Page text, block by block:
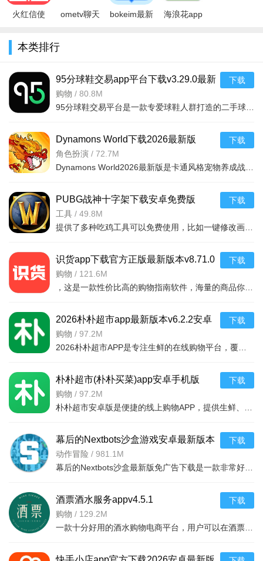
火红信使
版v2.0.1官
ometv聊天
v605095官
bokeim最新
海浪花app
本类排行
95分球鞋交易app平台下载v3.29.0最新
版
购物 / 80.8M
下载
Dynamons World下载2026最新版
v1.12.62 安卓版
角色扮演 / 72.7M
下载
PUBG战神十字架下载安卓免费版
v7.68.0安卓免费版
工具 / 49.8M
下载
识货app下载官方正版最新版本v8.71.0
安卓版
购物 / 121.6M
下载
2026朴朴超市app最新版本v6.2.2安卓
最新版
购物 / 97.2M
下载
朴朴超市(朴朴买菜)app安卓手机版
v6.2.2安卓版
购物 / 97.2M
下载
幕后的Nextbots沙盒游戏安卓最新版本
v11.2.2 中文版
动作冒险 / 981.1M
下载
酒票酒水服务appv4.5.1
购物 / 129.2M
下载